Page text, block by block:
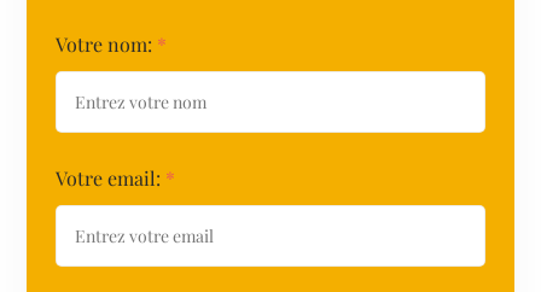
Votre nom: *
Votre email: *